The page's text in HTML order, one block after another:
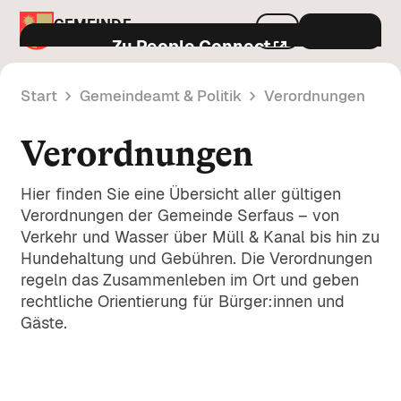
Zu People Connect
Amtstafel
Öffentliche Bekanntmachungen und
amtliche Mitteilungen der Gemeinde.
Neuigkeiten
Aktuelle Informationen und Mitteilungen
Gemeindeamt & Politik
Politik & Entscheidungsträger
Infos zu Bürgermeister, Gemeinderat
und den politischen Gremien.
Leben in Serfaus
Verkehr & Mobilität
Alle Infos zu Parken, FloMobil,
A-Z
Öffnungszeiten
GEMEINDE
SERFAUS
Start Gemeindeamt & Politik Verordnungen
Verordnungen
Hier finden Sie eine Übersicht aller gültigen
Verordnungen der Gemeinde Serfaus – von
Verkehr und Wasser über Müll & Kanal bis hin zu
Hundehaltung und Gebühren. Die Verordnungen
regeln das Zusammenleben im Ort und geben
rechtliche Orientierung für Bürger:innen und
Gäste.